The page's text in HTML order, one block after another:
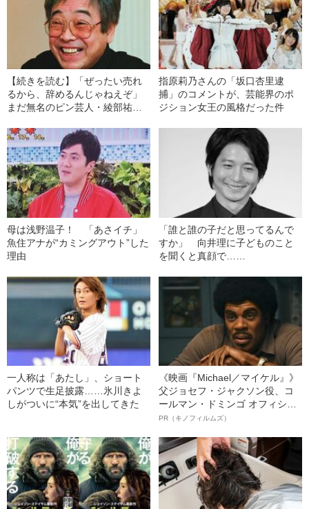
【続きを読む】「ぜったい売れ
るから、辞めるんじゃねえぞ」
まだ無名のピン芸人・綾部祐二
指原莉乃さんの「坂口杏里逮
捕」のコメントが、芸能界のポ
ジション女王の風格だった件
母は浅野温子！ 「あさイチ」
魚住アナが“カミングアウト”した
理由
「誰と誰の子だと思ってるんで
すか」 向井理に子どものこと
を聞くと真顔で……
一人称は「あたし」、ショート
パンツで生足披露……氷川きよ
しがついに“本気”を出してきた
《映画『Michael／マイケル』》
父ジョセフ・ジャクソン役、コ
ールマン・ドミンゴ オフィシャ
ルインタビュー“観客を魅了した
語る”《日本興収70億円突破》
PR（キノフィルムズ）